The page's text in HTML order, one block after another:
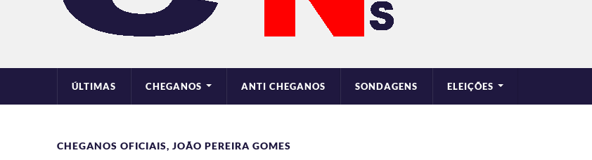
ÚLTIMAS CHEGANOS ANTI CHEGANOS SONDAGENS ELEIÇÕES
CHEGANOS OFICIAIS, JOÃO PEREIRA GOMES